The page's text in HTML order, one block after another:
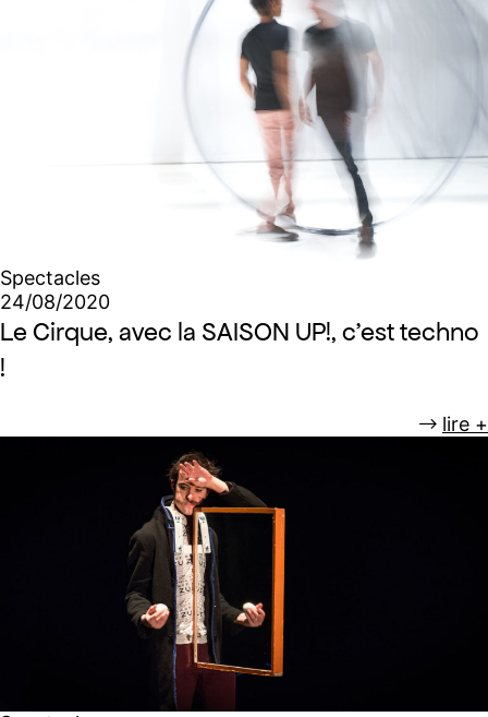
Spectacles
24/08/2020
Le Cirque, avec la SAISON UP!, c’est techno
!
lire +